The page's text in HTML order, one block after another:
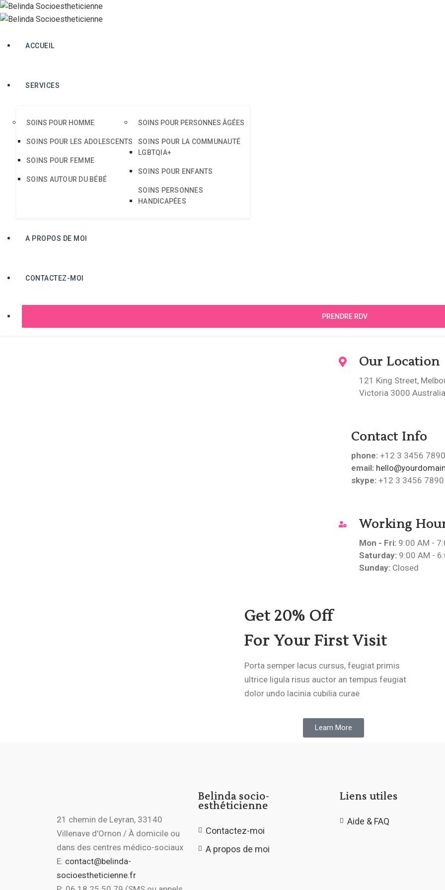
ACCUEIL
SERVICES
SOINS POUR HOMME
SOINS POUR LES ADOLESCENTS
SOINS POUR FEMME
SOINS AUTOUR DU BÉBÉ
SOINS POUR PERSONNES ÂGÉES
SOINS POUR LA COMMUNAUTÉ
LGBTQIA+
SOINS POUR ENFANTS
SOINS PERSONNES
HANDICAPÉES
A PROPOS DE MOI
CONTACTEZ-MOI
PRENDRE RDV
Sapien gravida donec pretium ipsum porta justo integer at feugiat
tempus, blandit a cursus varius at magna tempor
Our Location
121 King Street,
Victoria 3000 Australia
Contact Info
phone: +12 3 3456 7890
email:
skype: +12 3 3456 7890
Working
Mon - Fri: 9:00 AM -
Saturday: 9:00 AM -
Sunday: Closed
Get 20% Off
For Your First Visit
Porta semper lacus cursus, feugiat primis
ultrice ligula risus auctor an tempus feugiat
dolor undo lacinia cubilia curae
Learn More
21 chemin de Leyran, 33140
Villenave d’Ornon / À domicile ou
dans des centres médico-sociaux
E: contact@belinda-
socioestheticienne.fr
Belinda socio-
esthéticienne
Contactez-moi
A propos de moi
Liens utiles
Aide & FAQ